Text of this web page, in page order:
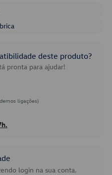
deste produto?
pronta para ajudar!
ligações)
login na sua conta.